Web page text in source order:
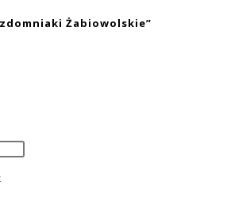
Żabiowolskie”